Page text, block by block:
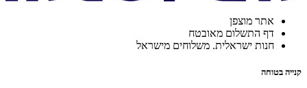
אתר מוצפן
דף התשלום מאובטח
חנות ישראלית. משלוחים מישראל
קנייה בטוחה